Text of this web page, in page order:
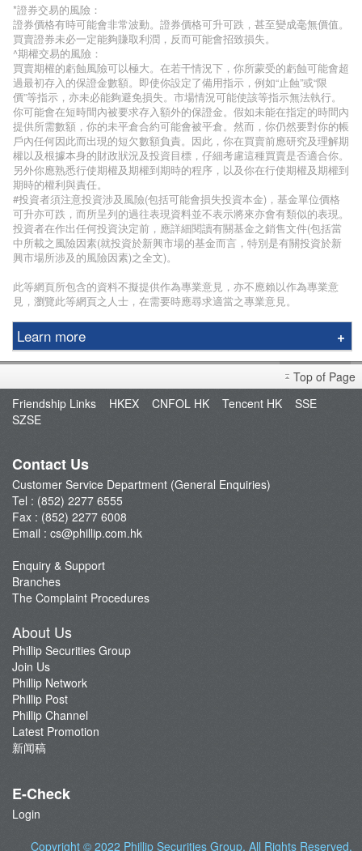
*證券交易的風險：
證券價格有時可能會非常波動。證券價格可升可跌，甚至變成毫無價值。
買賣證券未必一定能夠賺取利潤，反而可能會招致損失。
^期權交易的風險：
買賣期權的虧蝕風險可以極大。在若干情況下，你所蒙受的虧蝕可能會超
過最初存入的保證金數額。即使你設定了備用指示，例如“止蝕”或“限
價”等指示，亦未必能夠避免損失。市場情況可能使該等指示無法執行。
你可能會在短時間內被要求存入額外的保證金。假如未能在指定的時間內
提供所需數額，你的未平倉合約可能會被平倉。然而，你仍然要對你的帳
戶內任何因此而出現的短欠數額負責。因此，你在買賣前應研究及理解期
權以及根據本身的財政狀況及投資目標，仔細考慮這種買賣是否適合你。
另外你應熟悉行使期權及期權到期時的程序，以及你在行使期權及期權到
期時的權利與責任。
#投資者須注意投資涉及風險(包括可能會損失投資本金)，基金單位價格
可升亦可跌，而所呈列的過往表現資料並不表示將來亦會有類似的表現。
投資者在作出任何投資決定前，應詳細閱讀有關基金之銷售文件(包括當
中所載之風險因素(就投資於新興市場的基金而言，特別是有關投資於新
興市場所涉及的風險因素)之全文)。
此等網頁所包含的資料不擬提供作為專業意見，亦不應賴以作為專業意
見，瀏覽此等網頁之人士，在需要時應尋求適當之專業意見。
Learn more
Phillip Securities Group
Branches
Join Us
Phillip Post
新闻稿
Top of Page
Friendship Links
HKEX CNFOL HK Tencent HK
SSE
SZSE
Contact Us
Customer Service Department (General Enquiries)
Tel : (852) 2277 6555
Fax : (852) 2277 6008
Email : cs@phillip.com.hk
Enquiry & Support
Branches
The Complaint Procedures
About Us
Phillip Securities Group
Join Us
Phillip Network
Phillip Post
Phillip Channel
Latest Promotion
新闻稿
E-Check
Login
Copyright © 2022 Phillip Securities Group. All Rights Reserved.